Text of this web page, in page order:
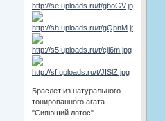
Браслет из натурального
тонированного агата
"Сияющий лотос"